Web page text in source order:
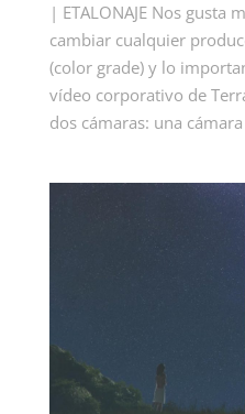
| ETALONAJE Nos gusta
cambiar cualquier
(color grade) y lo
vídeo corporativo de
dos cámaras: una